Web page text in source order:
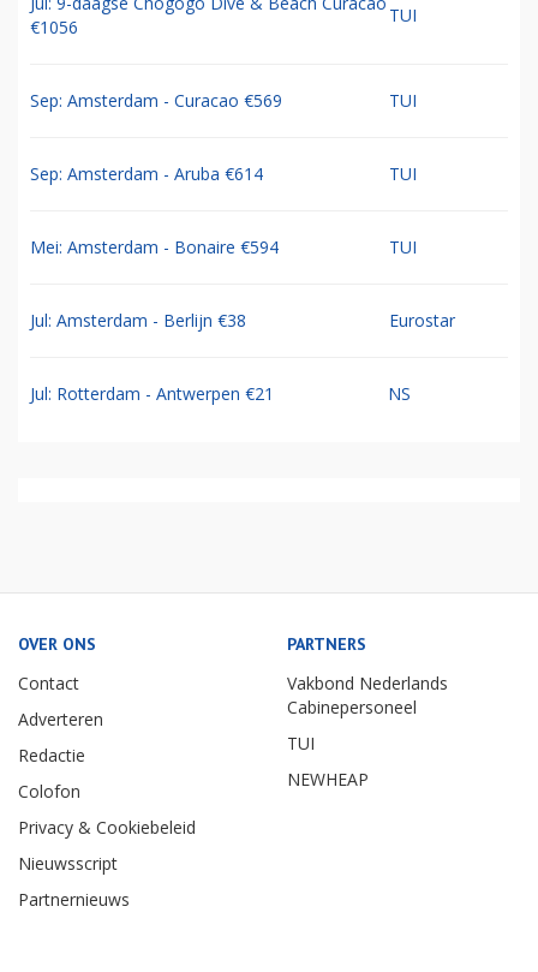
€1056
TUI
Sep: Amsterdam - Curacao €569 TUI
Sep: Amsterdam - Aruba €614 TUI
Mei: Amsterdam - Bonaire €594 TUI
Jul: Amsterdam - Berlijn €38 Eurostar
Jul: Rotterdam - Antwerpen €21 NS
OVER ONS
Contact
Adverteren
Redactie
Colofon
Privacy & Cookiebeleid
Nieuwsscript
Partnernieuws
PARTNERS
Vakbond Nederlands
Cabinepersoneel
TUI
NEWHEAP